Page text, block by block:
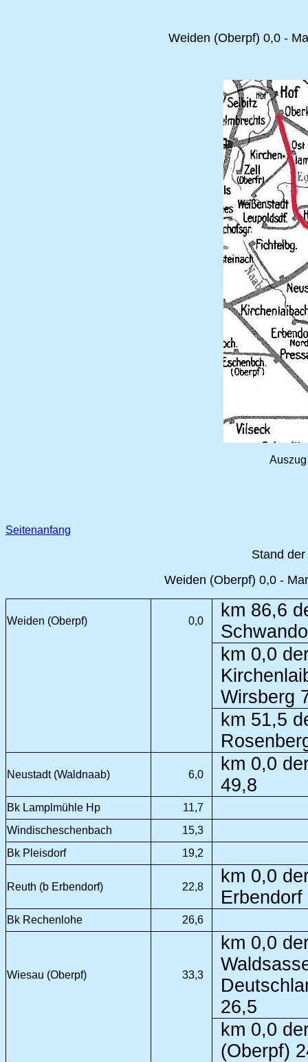
Weiden (Oberpf) 0,0 -
Seitenanfang
Stand
Weiden (Oberpf) 0,0 -
Weiden (Oberpf) 0,0
km 86,6
km 0,0
Wirsberg
km 51,5
Neustadt (Waldnaab) 6,0
km 0,0
49,8
Bk Lamplmühle Hp
11,7
Windischeschenbach
15,3
Bk Pleisdorf
19,2
Reuth (b Erbendorf) 22,8
km 0,0
Bk Rechenlohe 26,6
Wiesau (Oberpf) 33,3
km 0,0
26,5
km 0,0
(Oberpf)